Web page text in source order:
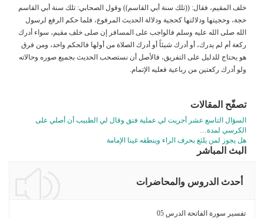
خلف المقيم، فقال: ((تلك سنة أبي القاسم)) وقول الصحابي: تلك سنة أبي القاسم
حجة، وحجيتها ودلالتها كحجية ودلالة الحديث المرفوع، فلما حكم الرفع لرسول
الله صلى الله عليه وسلم فالواجب على المسافر إن صلى خلف مقيم، سواء أدرك
ركعة أم لم يدرك، أو أدرك شيئاً أو أدرك الصلاة من أولها فالحكم واحد، ومن فرق
هو يحتاج للدليل على التفريق، فالأصل أن نستصحب الحديث بجميع صوره وحالاته
ولو أدرك ركعتين من رباعية فعليه الإتمام.
تصفّح المقالات
السؤال التاسع عشر أجريت لي عملية فتق وقال لي الطبيب أن أصلي على
الكرسي لمدة…
هل يجوز لمن يلثغ بحرف الراء وينطقه غينا الإمامة
البث المباشر
أحدث الدروس والمحاضرات
تفسير سورة الفاتحة الدرس 05